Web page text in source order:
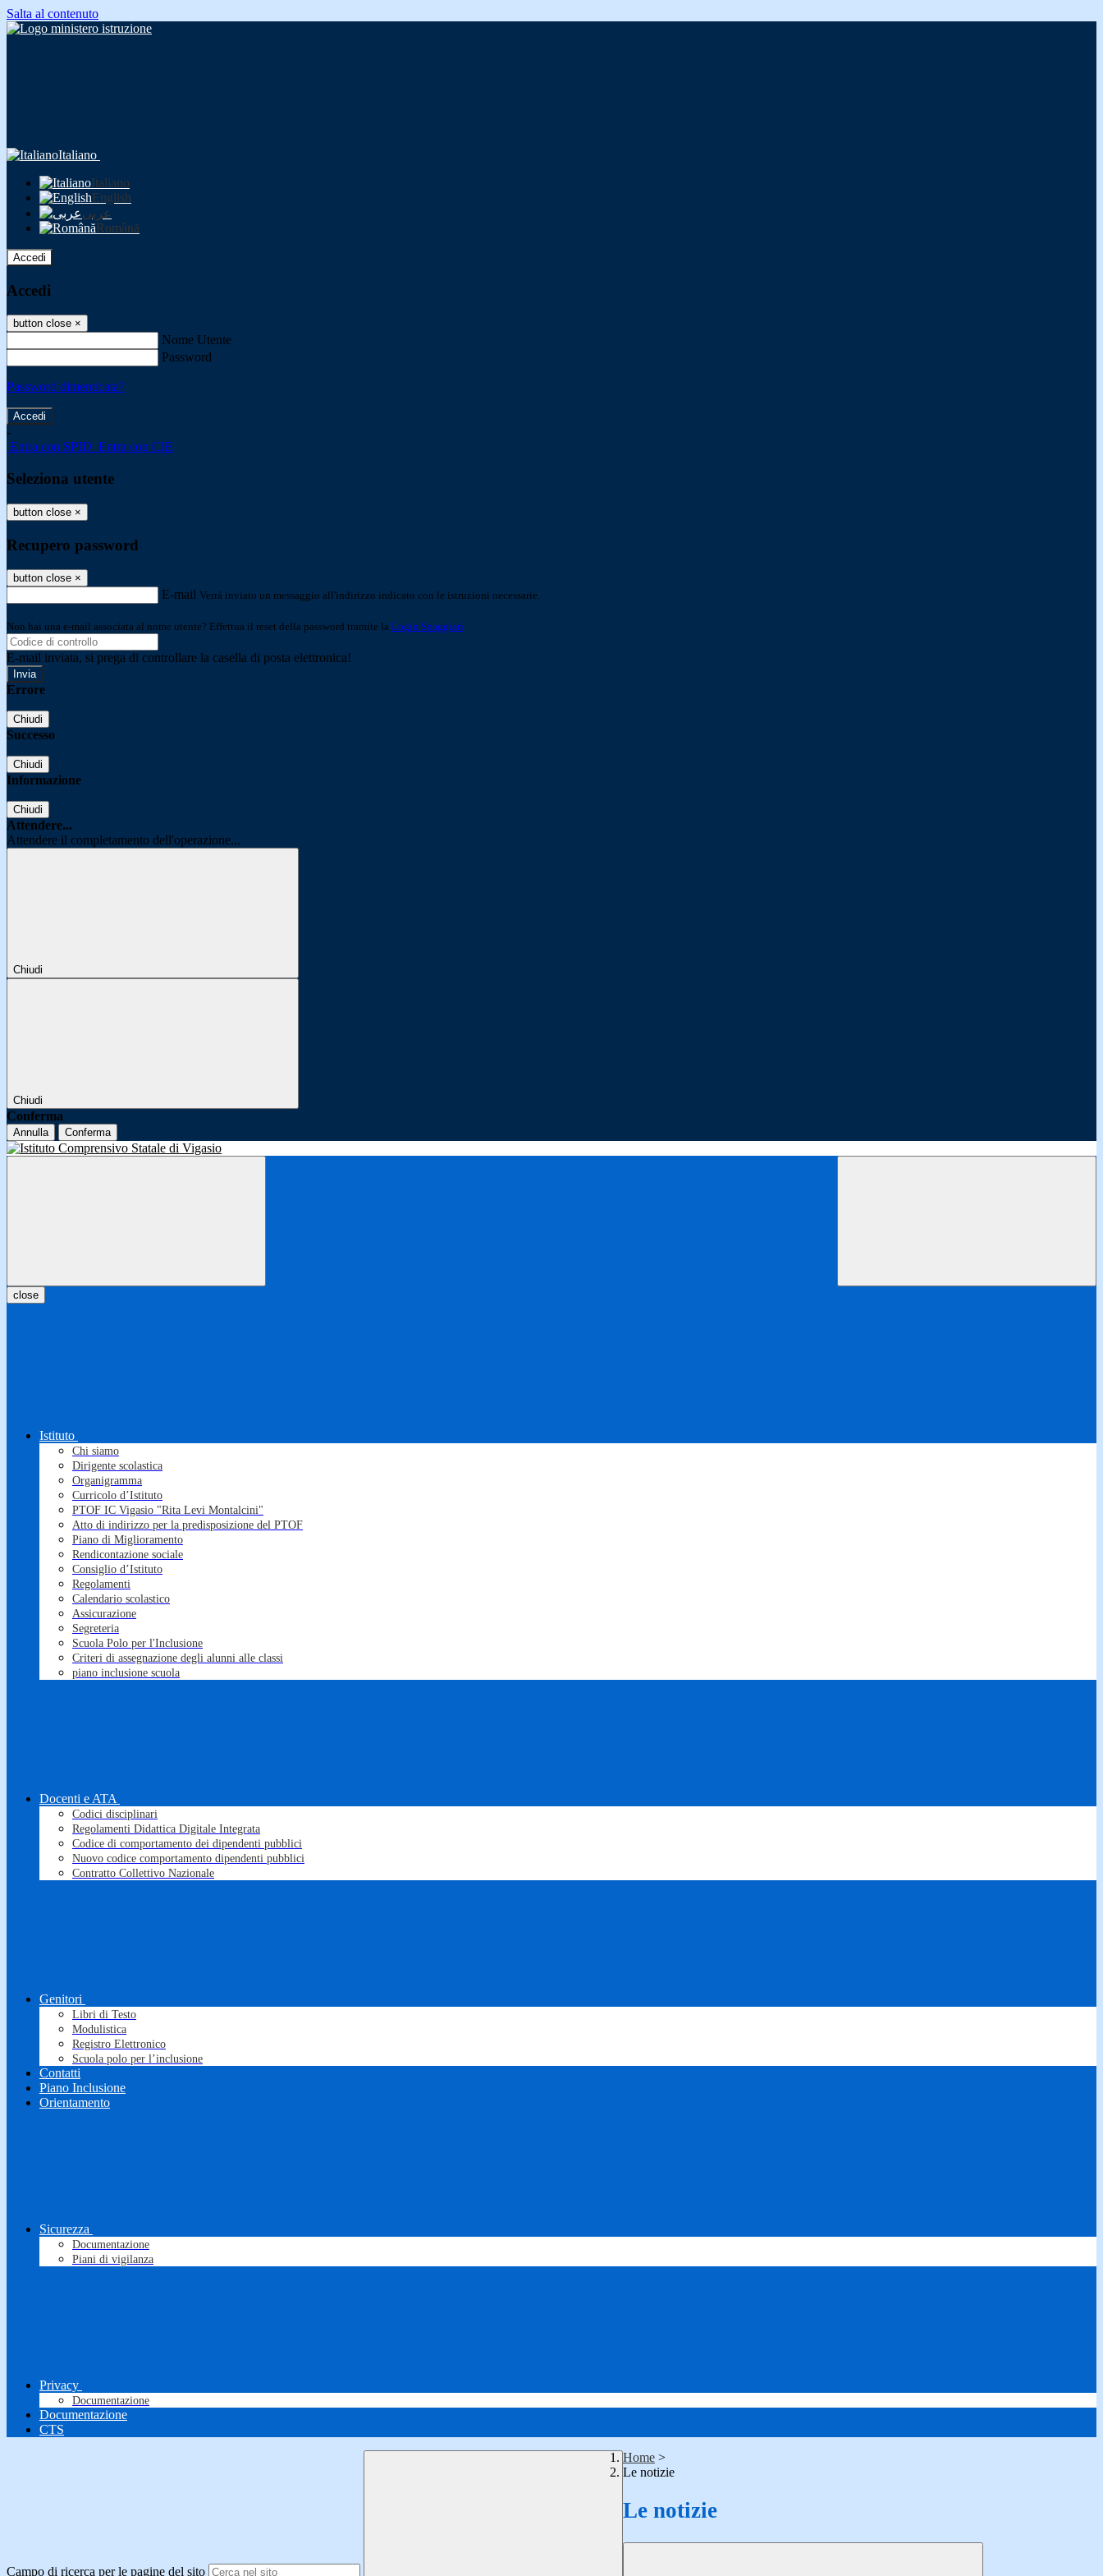
Salta al contenuto
Italiano
Italiano
English
عربى
Română
Accedi
Accedi
button close ×
Nome Utente
Password
Password dimenticata?
-
Entra con SPID Entra con CIE
Seleziona utente
button close ×
Recupero password
button close ×
E-mail Verrà inviato un messaggio all'indirizzo indicato con le istruzioni necessarie.
Non hai una e-mail associata al nome utente? Effettua il reset della password tramite la Login Spaggiari
E-mail inviata, si prega di controllare la casella di posta elettronica!
Errore
Chiudi
Successo
Chiudi
Informazione
Chiudi
Attendere...
Attendere il completamento dell'operazione...
Chiudi
Chiudi
Conferma
Annulla Conferma
close
Istituto
Chi siamo
Dirigente scolastica
Organigramma
Curricolo d’Istituto
PTOF IC Vigasio "Rita Levi Montalcini"
Atto di indirizzo per la predisposizione del PTOF
Piano di Miglioramento
Rendicontazione sociale
Consiglio d’Istituto
Regolamenti
Calendario scolastico
Assicurazione
Segreteria
Scuola Polo per l'Inclusione
Criteri di assegnazione degli alunni alle classi
piano inclusione scuola
Docenti e ATA
Codici disciplinari
Regolamenti Didattica Digitale Integrata
Codice di comportamento dei dipendenti pubblici
Nuovo codice comportamento dipendenti pubblici
Contratto Collettivo Nazionale
Genitori
Libri di Testo
Modulistica
Registro Elettronico
Scuola polo per l’inclusione
Contatti
Piano Inclusione
Orientamento
Sicurezza
Documentazione
Piani di vigilanza
Privacy
Documentazione
Documentazione
CTS
Campo di ricerca per le pagine del sito
Home >
Le notizie
Le notizie